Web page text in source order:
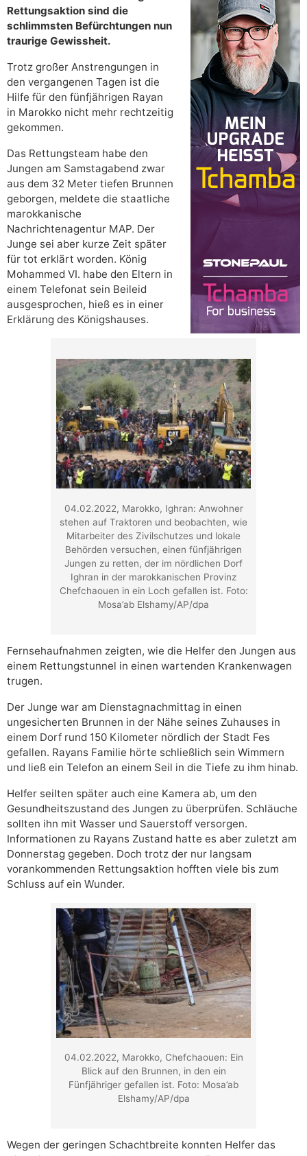
Rettungsaktion sind die
schlimmsten Befürchtungen nun
traurige Gewissheit.
Trotz großer Anstrengungen in
den vergangenen Tagen ist die
Hilfe für den fünfjährigen Rayan
in Marokko nicht mehr rechtzeitig
gekommen.
Das Rettungsteam habe den
Jungen am Samstagabend zwar
aus dem 32 Meter tiefen Brunnen
geborgen, meldete die staatliche
marokkanische
Nachrichtenagentur MAP. Der
Junge sei aber kurze Zeit später
für tot erklärt worden. König
Mohammed VI. habe den Eltern in
einem Telefonat sein Beileid
ausgesprochen, hieß es in einer
Erklärung des Königshauses.
04.02.2022, Marokko, Ighran: Anwohner
stehen auf Traktoren und beobachten, wie
Mitarbeiter des Zivilschutzes und lokale
Behörden versuchen, einen fünfjährigen
Jungen zu retten, der im nördlichen Dorf
Ighran in der marokkanischen Provinz
Chefchaouen in ein Loch gefallen ist. Foto:
Mosa’ab Elshamy/AP/dpa
Fernsehaufnahmen zeigten, wie die Helfer den Jungen aus
einem Rettungstunnel in einen wartenden Krankenwagen
trugen.
Der Junge war am Dienstagnachmittag in einen
ungesicherten Brunnen in der Nähe seines Zuhauses in
einem Dorf rund 150 Kilometer nördlich der Stadt Fes
gefallen. Rayans Familie hörte schließlich sein Wimmern
und ließ ein Telefon an einem Seil in die Tiefe zu ihm hinab.
Helfer seilten später auch eine Kamera ab, um den
Gesundheitszustand des Jungen zu überprüfen. Schläuche
sollten ihn mit Wasser und Sauerstoff versorgen.
Informationen zu Rayans Zustand hatte es aber zuletzt am
Donnerstag gegeben. Doch trotz der nur langsam
vorankommenden Rettungsaktion hofften viele bis zum
Schluss auf ein Wunder.
04.02.2022, Marokko, Chefchaouen: Ein
Blick auf den Brunnen, in den ein
Fünfjähriger gefallen ist. Foto: Mosa’ab
Elshamy/AP/dpa
Wegen der geringen Schachtbreite konnten Helfer das